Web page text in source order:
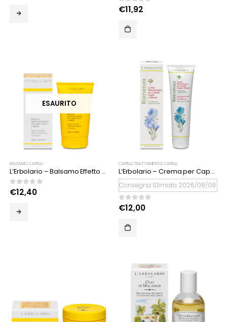
0Su 5
€11,92
ESAURITO
BALSAMO,CAPELLI
L’Erbolario – Balsamo Effetto Reale
0Su 5
€12,40
CAPELLI,TRATTAMENTO CAPELLI
L’Erbolario – Crema per Capelli Fragili e Sfibrati Ristruttura
Consegna Stimata 2026/08/08
0Su 5
€12,00